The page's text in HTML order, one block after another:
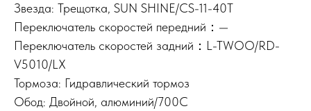
Звезда: Трещотка, SUN SHINE/CS-11-40T
Переключатель скоростей передний：—
Переключатель скоростей задний：L-TWOO/RD-
V5010/LX
Тормоза: Гидравлический тормоз
Обод: Двойной, алюминий/700C